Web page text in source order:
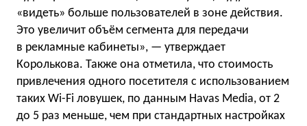
«видеть» больше пользователей в зоне действия.
Это увеличит объём сегмента для передачи
в рекламные кабинеты», — утверждает
Королькова. Также она отметила, что стоимость
привлечения одного посетителя с использованием
таких Wi-Fi ловушек, по данным Havas Media, от 2
до 5 раз меньше, чем при стандартных настройках